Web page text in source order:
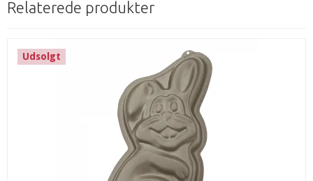
Relaterede produkter
Udsolgt